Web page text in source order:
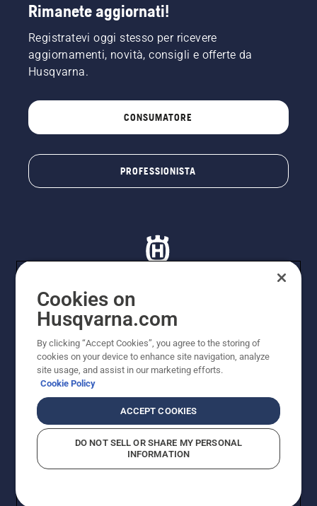
Rimanete aggiornati!
Registratevi oggi stesso per ricevere
aggiornamenti, novità, consigli e offerte da
Husqvarna.
CONSUMATORE
PROFESSIONISTA
© Husqvarna AB (publ). Tutti i diritti riservati. I prezzi
Husqvarna Schweiz AG per i rivenditori specializzati
aderenti all’iniziativa, prezzi in CHF comprensivi di IVA
all’ 8,1% e TRA. Con riserva di modifica. Tutti i prezzi
indicati sono prezzi al dettaglio consigliati (IVA inclusa),
a meno che il prodotto non sia disponibile per l'acquisto
Informativa sui cookieTermini di utilizzo
Informativa sulla privacyRiferimentiCGVF Negozio online
Segnalazione di presunte violazioni
Cookies on
Husqvarna.com
By clicking “Accept Cookies”, you agree to the storing of
cookies on your device to enhance site navigation, analyze
site usage, and assist in our marketing efforts.
Cookie Policy
ACCEPT COOKIES
DO NOT SELL OR SHARE MY PERSONAL
INFORMATION